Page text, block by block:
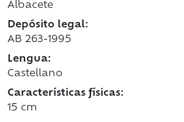
Albacete
Depósito legal:
AB 263-1995
Lengua:
Castellano
Características físicas:
15 cm